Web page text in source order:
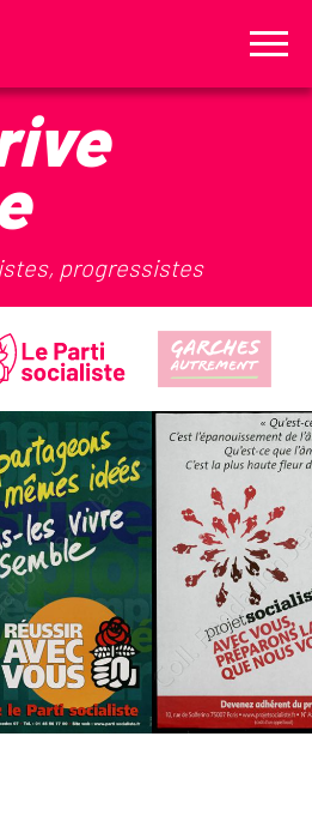
progressistes